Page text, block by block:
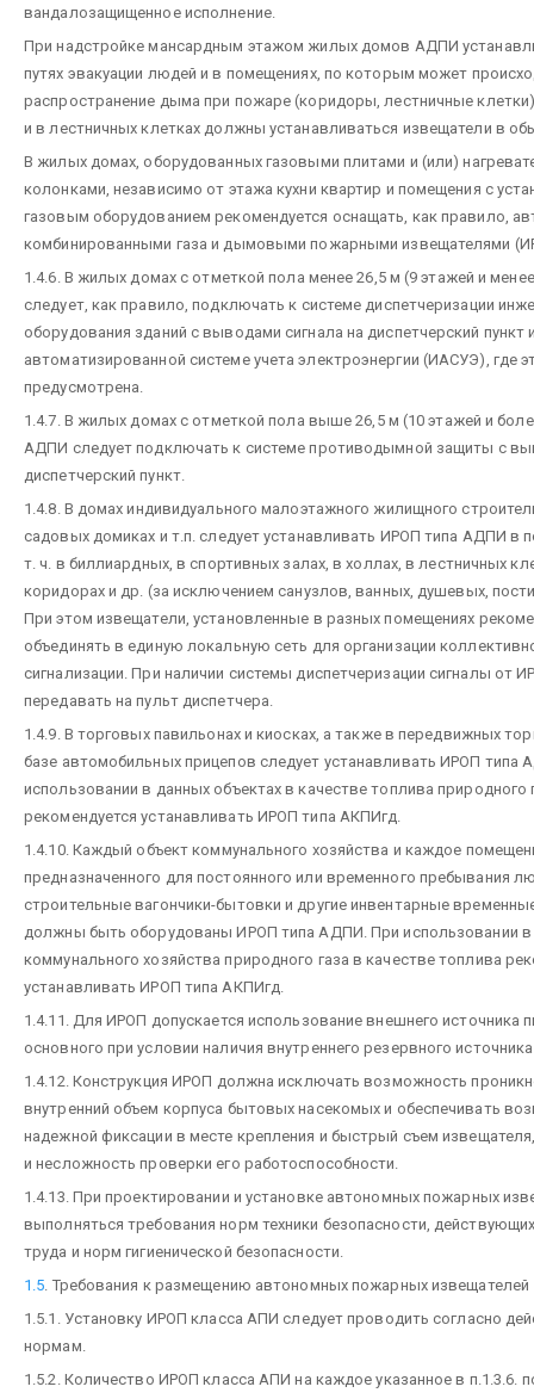
вандалозащищенное исполнение.
При надстройке мансардным этажом жилых домов АДПИ
путях эвакуации людей и в помещениях, по которым может
распространение дыма при пожаре (коридоры, лестничные
и в лестничных клетках должны устанавливаться извещатели в
В жилых домах, оборудованных газовыми плитами и (или)
колонками, независимо от этажа кухни квартир и помещения с
газовым оборудованием рекомендуется оснащать, как правило,
комбинированными газа и дымовыми пожарными извещателями
1.4.6. В жилых домах с отметкой пола менее 26,5 м (9 этажей и
следует, как правило, подключать к системе диспетчеризации
оборудования зданий с выводами сигнала на диспетчерский пункт
автоматизированной системе учета электроэнергии (ИАСУЭ), где
предусмотрена.
1.4.7. В жилых домах с отметкой пола выше 26,5 м (10 этажей и
АДПИ следует подключать к системе противодымной защиты с
диспетчерский пункт.
1.4.8. В домах индивидуального малоэтажного жилищного
садовых домиках и т.п. следует устанавливать ИРОП типа АДПИ в
т. ч. в биллиардных, в спортивных залах, в холлах, в лестничных
коридорах и др. (за исключением санузлов, ванных, душевых,
При этом извещатели, установленные в разных помещениях
объединять в единую локальную сеть для организации
сигнализации. При наличии системы диспетчеризации сигналы от
передавать на пульт диспетчера.
1.4.9. В торговых павильонах и киосках, а также в передвижных
базе автомобильных прицепов следует устанавливать ИРОП типа
использовании в данных объектах в качестве топлива природного
рекомендуется устанавливать ИРОП типа АКПИгд.
1.4.10. Каждый объект коммунального хозяйства и каждое
предназначенного для постоянного или временного пребывания
строительные вагончики-бытовки и другие инвентарные
должны быть оборудованы ИРОП типа АДПИ. При использовании в
коммунального хозяйства природного газа в качестве топлива
устанавливать ИРОП типа АКПИгд.
1.4.11. Для ИРОП допускается использование внешнего источника
основного при условии наличия внутреннего резервного
1.4.12. Конструкция ИРОП должна исключать возможность
внутренний объем корпуса бытовых насекомых и обеспечивать
надежной фиксации в месте крепления и быстрый съем
и несложность проверки его работоспособности.
1.4.13. При проектировании и установке автономных пожарных
выполняться требования норм техники безопасности,
труда и норм гигиенической безопасности.
1.5 . Требования к размещению автономных пожарных извещателей
1.5.1. Установку ИРОП класса АПИ следует проводить согласно
нормам.
1.5.2. Количество ИРОП класса АПИ на каждое указанное в п.1.3.6.